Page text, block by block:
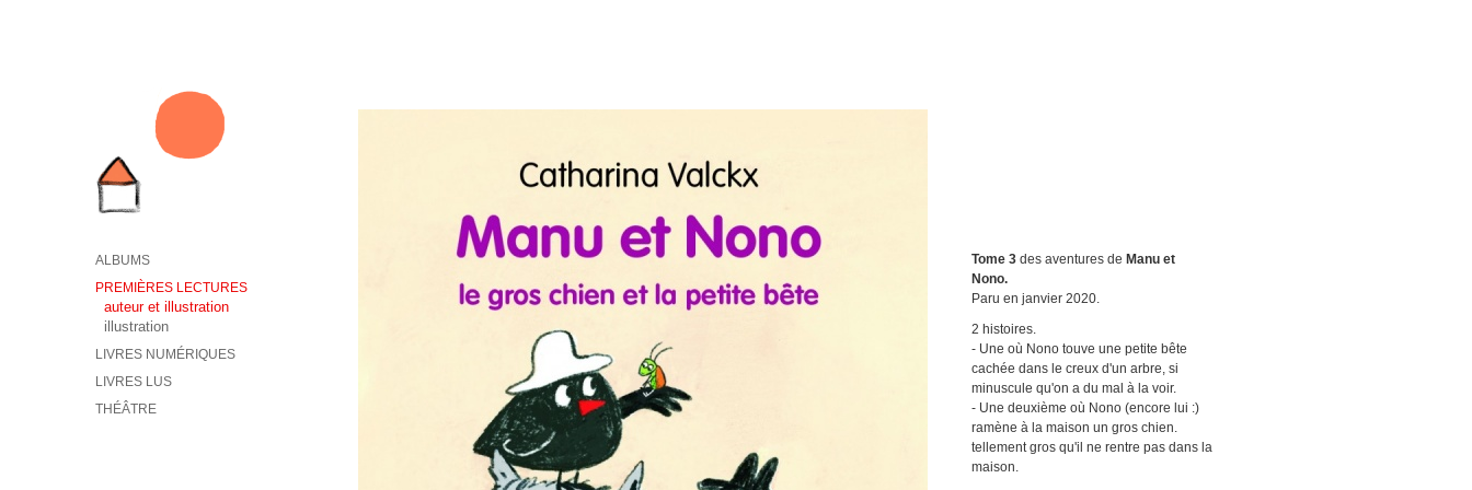
ALBUMS
PREMIÈRES LECTURES
auteur et illustration
illustration
LIVRES NUMÉRIQUES
LIVRES LUS
THÉÂTRE
Tome 3 des aventures de Manu et
Nono.
Paru en janvier 2020.
2 histoires.
- Une où Nono touve une petite bête
cachée dans le creux d'un arbre, si
minuscule qu'on a du mal à la voir.
- Une deuxième où Nono (encore lui :)
ramène à la maison un gros chien.
tellement gros qu'il ne rentre pas dans la
maison.